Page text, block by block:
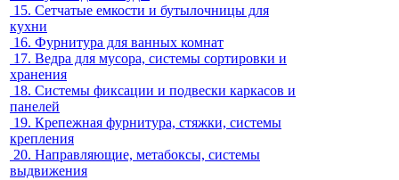
15. Сетчатые емкости и бутылочницы для
кухни
16. Фурнитура для ванных комнат
17. Ведра для мусора, системы сортировки и
хранения
18. Системы фиксации и подвески каркасов и
панелей
19. Крепежная фурнитура, стяжки, системы
крепления
20. Направляющие, метабоксы, системы
выдвижения